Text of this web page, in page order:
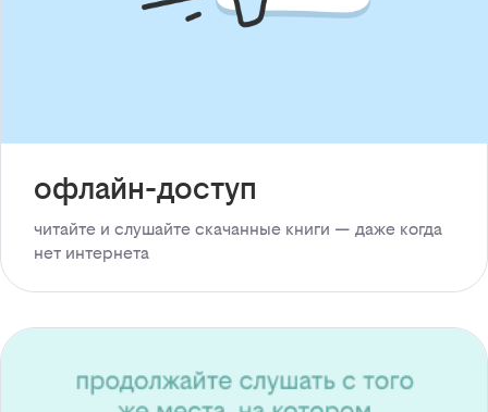
офлайн-доступ
читайте и слушайте скачанные книги — даже когда
нет интернета